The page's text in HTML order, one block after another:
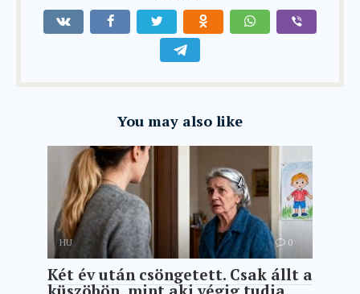
You may also like
HU 0
Két év után csöngetett. Csak állt a